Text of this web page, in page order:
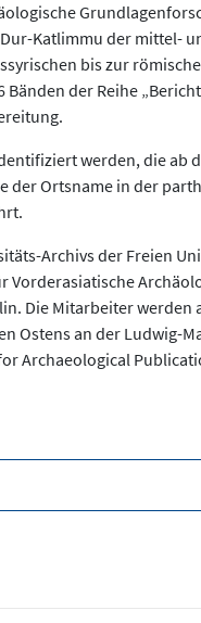
Katlimmu der mittel-
bis zur
der Reihe
werden, die ab
der Ortsname in der
Archivs der Freien
Die Mitarbeiter werden
Ostens an der Ludwig-
Archaeological